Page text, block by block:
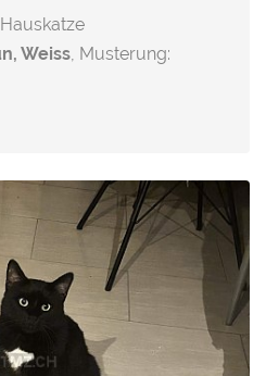
Weiss, Musterung: